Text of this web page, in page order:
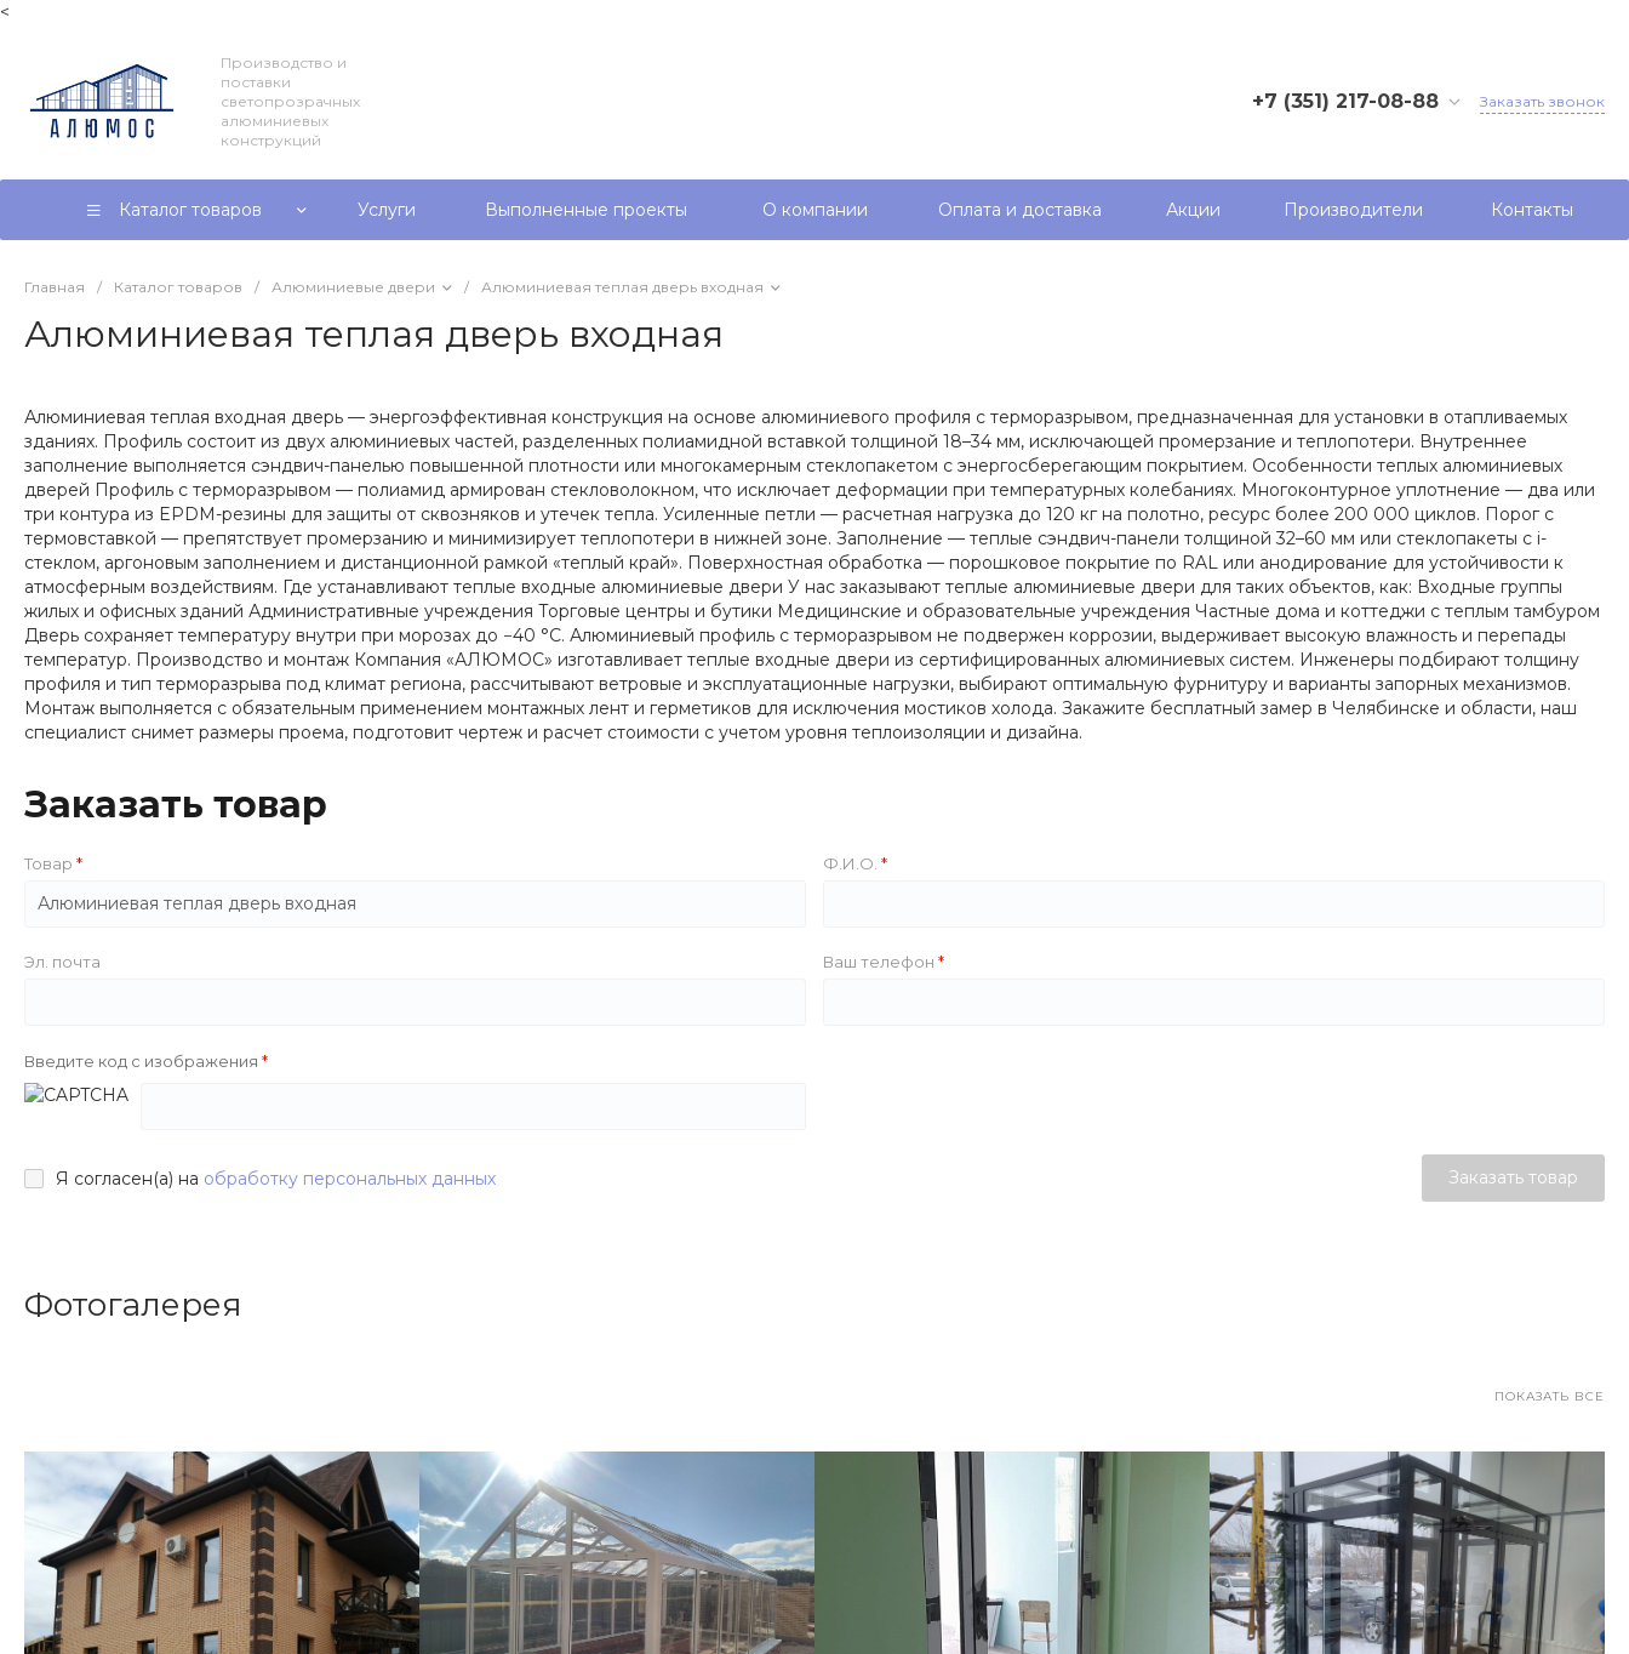
<
Производство и
поставки
светопрозрачных
алюминиевых
конструкций
+7 (351) 217-08-88
г. Челябинск, ул.
Хлебозаводская, 33
Отдел продаж
sales@алюмос.рф
Заказать звонок
Каталог товаров Услуги Выполненные проекты О компании Оплата и доставка Акции Производители Контакты
Главная / Каталог товаров / Алюминиевые двери / Алюминиевая теплая дверь входная
Алюминиевая теплая дверь входная
Алюминиевая теплая входная дверь — энергоэффективная конструкция на основе алюминиевого профиля с терморазрывом, предназначенная для установки в отапливаемых
зданиях. Профиль состоит из двух алюминиевых частей, разделенных полиамидной вставкой толщиной 18–34 мм, исключающей промерзание и теплопотери. Внутреннее
заполнение выполняется сэндвич-панелью повышенной плотности или многокамерным стеклопакетом с энергосберегающим покрытием. Особенности теплых алюминиевых
дверей Профиль с терморазрывом — полиамид армирован стекловолокном, что исключает деформации при температурных колебаниях. Многоконтурное уплотнение — два или
три контура из EPDM-резины для защиты от сквозняков и утечек тепла. Усиленные петли — расчетная нагрузка до 120 кг на полотно, ресурс более 200 000 циклов. Порог с
термовставкой — препятствует промерзанию и минимизирует теплопотери в нижней зоне. Заполнение — теплые сэндвич-панели толщиной 32–60 мм или стеклопакеты с i-
стеклом, аргоновым заполнением и дистанционной рамкой «теплый край». Поверхностная обработка — порошковое покрытие по RAL или анодирование для устойчивости к
атмосферным воздействиям. Где устанавливают теплые входные алюминиевые двери У нас заказывают теплые алюминиевые двери для таких объектов, как: Входные группы
жилых и офисных зданий Административные учреждения Торговые центры и бутики Медицинские и образовательные учреждения Частные дома и коттеджи с теплым тамбуром
Дверь сохраняет температуру внутри при морозах до −40 °C. Алюминиевый профиль с терморазрывом не подвержен коррозии, выдерживает высокую влажность и перепады
температур. Производство и монтаж Компания «АЛЮМОС» изготавливает теплые входные двери из сертифицированных алюминиевых систем. Инженеры подбирают толщину
профиля и тип терморазрыва под климат региона, рассчитывают ветровые и эксплуатационные нагрузки, выбирают оптимальную фурнитуру и варианты запорных механизмов.
Монтаж выполняется с обязательным применением монтажных лент и герметиков для исключения мостиков холода. Закажите бесплатный замер в Челябинске и области, наш
специалист снимет размеры проема, подготовит чертеж и расчет стоимости с учетом уровня теплоизоляции и дизайна.
Заказать товар
Товар Ф.И.О.
Эл. почта Ваш телефон
Введите код с изображения
Я согласен(а) на обработку персональных данных Заказать товар
Фотогалерея
ПОКАЗАТЬ ВСЕ